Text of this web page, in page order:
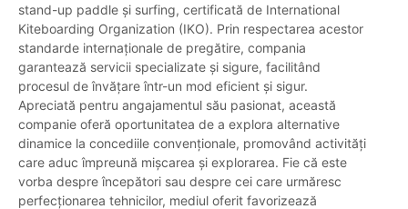
stand-up paddle și surfing, certificată de International
Kiteboarding Organization (IKO). Prin respectarea acestor
standarde internaționale de pregătire, compania
garantează servicii specializate și sigure, facilitând
procesul de învățare într-un mod eficient și sigur.
Apreciată pentru angajamentul său pasionat, această
companie oferă oportunitatea de a explora alternative
dinamice la concediile convenționale, promovând activități
care aduc împreună mișcarea și explorarea. Fie că este
vorba despre începători sau despre cei care urmăresc
perfecționarea tehnicilor, mediul oferit favorizează